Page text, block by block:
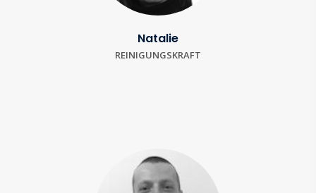
Natalie
REINIGUNGSKRAFT